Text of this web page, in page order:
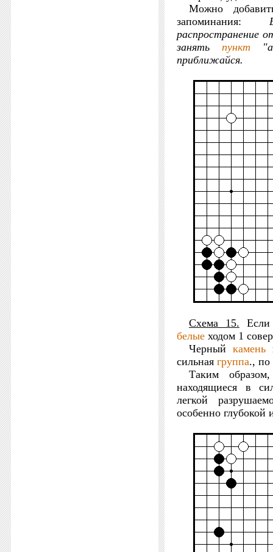
Можно
запоминания:
распространение
занять пункт
приближайся.
Схема 15.
белые ходом 1
Черный камень
сильная группа., по
Таким
находящиеся в
легкой
особенно глубокой